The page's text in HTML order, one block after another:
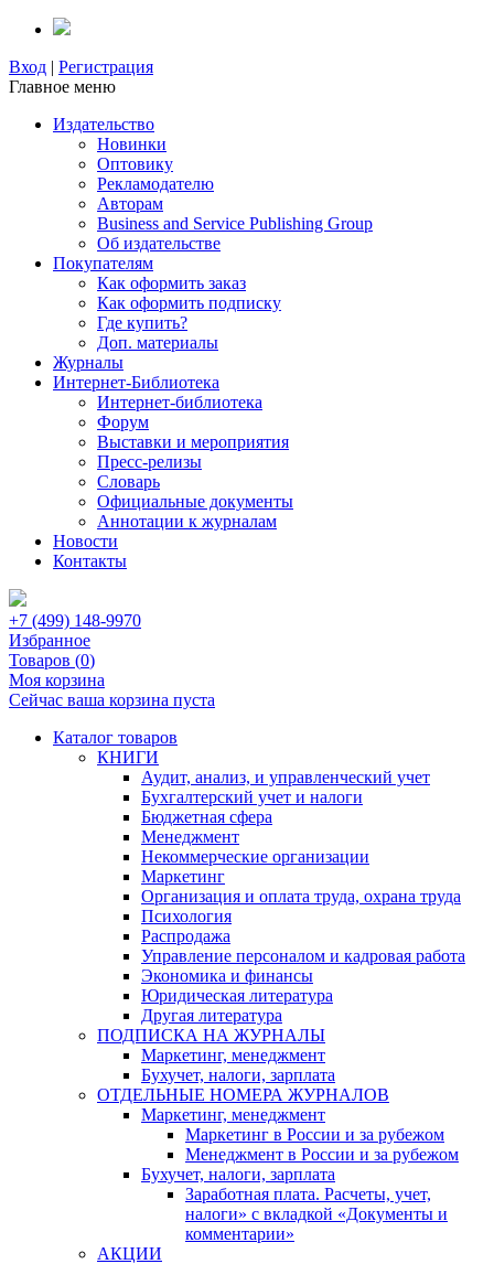
Вход | Регистрация
Главное меню
Издательство
Новинки
Оптовику
Рекламодателю
Авторам
Business and Service Publishing Group
Об издательстве
Покупателям
Как оформить заказ
Как оформить подписку
Где купить?
Доп. материалы
Журналы
Интернет-Библиотека
Интернет-библиотека
Форум
Выставки и мероприятия
Пресс-релизы
Словарь
Официальные документы
Аннотации к журналам
Новости
Контакты
+7 (499) 148-9970
Избранное
Товаров (0)
Моя корзина
Сейчас ваша корзина пуста
Каталог товаров
КНИГИ
Аудит, анализ, и управленческий учет
Бухгалтерский учет и налоги
Бюджетная сфера
Менеджмент
Некоммерческие организации
Маркетинг
Организация и оплата труда, охрана труда
Психология
Распродажа
Управление персоналом и кадровая работа
Экономика и финансы
Юридическая литература
Другая литература
ПОДПИСКА НА ЖУРНАЛЫ
Маркетинг, менеджмент
Бухучет, налоги, зарплата
ОТДЕЛЬНЫЕ НОМЕРА ЖУРНАЛОВ
Маркетинг, менеджмент
Маркетинг в России и за рубежом
Менеджмент в России и за рубежом
Бухучет, налоги, зарплата
Заработная плата. Расчеты, учет,
налоги» с вкладкой «Документы и
комментарии»
АКЦИИ